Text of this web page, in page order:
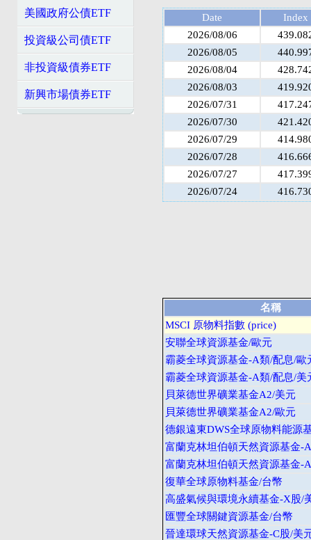
美國政府公債ETF
投資級公司債ETF
非投資級債券ETF
新興市場債券ETF
Date
Index
2026/08/06
2026/08/05
2026/08/04
2026/08/03
2026/07/31
2026/07/30
2026/07/29
2026/07/28
2026/07/27
2026/07/24
名稱
MSCI 原物料指數 (price)
安聯全球資源基金/歐元
霸菱全球資源基金-A類/配息/歐
霸菱全球資源基金-A類/配息/美
貝萊德世界礦業基金A2/美元
貝萊德世界礦業基金A2/歐元
德銀遠東DWS全球原物料能源
富蘭克林坦伯頓天然資源基金-
富蘭克林坦伯頓天然資源基金-
復華全球原物料基金/台幣
高盛氣候與環境永續基金-X股/
匯豐全球關鍵資源基金/台幣
晉達環球天然資源基金-C股/美